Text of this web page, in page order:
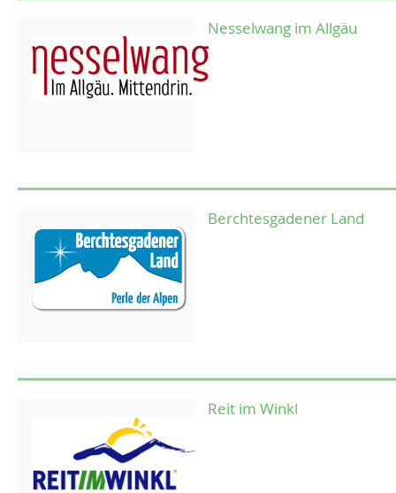
Nesselwang im Allgäu
Berchtesgadener Land
Reit im Winkl